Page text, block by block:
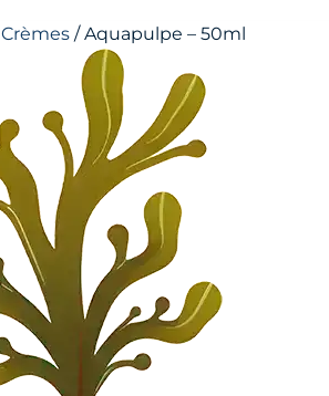
Crèmes / Aquapulpe – 50ml